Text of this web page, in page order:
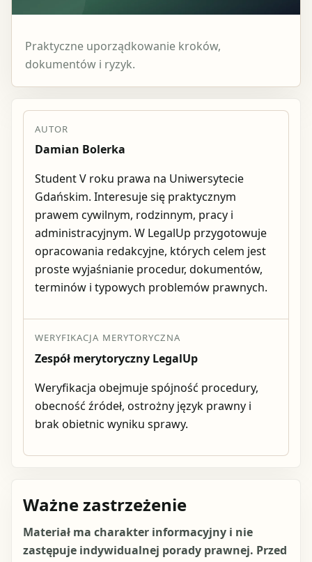
Praktyczne uporządkowanie kroków,
dokumentów i ryzyk.
AUTOR
Damian Bolerka
Student V roku prawa na Uniwersytecie
Gdańskim. Interesuje się praktycznym
prawem cywilnym, rodzinnym, pracy i
administracyjnym. W LegalUp przygotowuje
opracowania redakcyjne, których celem jest
proste wyjaśnianie procedur, dokumentów,
terminów i typowych problemów prawnych.
WERYFIKACJA MERYTORYCZNA
Zespół merytoryczny LegalUp
Weryfikacja obejmuje spójność procedury,
obecność źródeł, ostrożny język prawny i
brak obietnic wyniku sprawy.
Ważne zastrzeżenie
Materiał ma charakter informacyjny i nie
zastępuje indywidualnej porady prawnej. Przed